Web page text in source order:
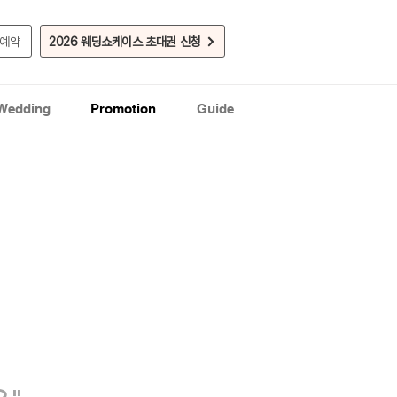
약 2026 웨딩쇼케이스 초대권 신청
Promotion Guide